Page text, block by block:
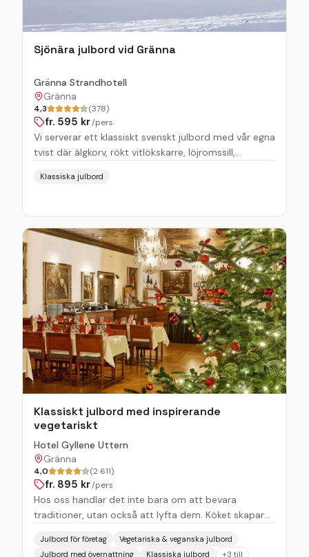
Sjönära julbord vid Gränna
Gränna Strandhotell
Gränna
4,3 (378)
fr. 595 kr/pers
Vi serverar ett klassiskt svenskt julbord med vår egna
tvist där älgkorv, rökt vitlökskarre, löjromssill,
samsas med klassiker som julskinka, lax och
ostar och ostkaka från Brostorp, dessertbordet och
vårt godisskåp fyllt med godsaker.
Klassiska julbord
Klassiskt julbord med inspirerande
vegetariskt
Hotel Gyllene Uttern
Gränna
4,0 (2 611)
fr. 895 kr/pers
Hos oss handlar det inte bara om att bevara
traditioner, utan också att lyfta dem. Köket skapar
matarvet smaker som känns både välbekanta och
Julbord för företag
Vegetariska & veganska julbord
Julbord med övernattning
Klassiska julbord +3 till